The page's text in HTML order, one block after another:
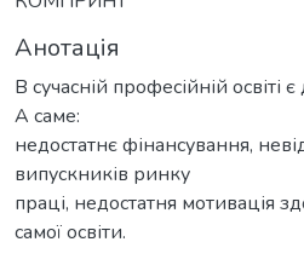
Анотація
В сучасній професійній освіті
А саме:
недостатнє фінансування,
випускників ринку
праці, недостатня мотивація
самої освіти.